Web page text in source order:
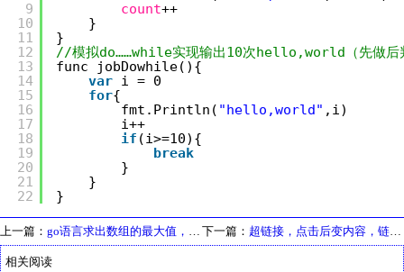
9
10
11
12
13
14
15
16
17
18
19
20
21
22
count++
}
}
//模拟do……while实现输出10次hello,world（先做后
func jobDowhile(){
var i = 0
for{
fmt.Println( "hello,world" ,i)
i++
if (i>=10){
break
}
}
}
上一篇： go语言求出数组的最大值，并返回其索引 下一篇： 超链接，点击后变内容，链接内容来回变更
相关阅读